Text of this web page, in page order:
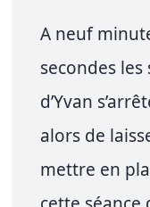
A neuf
secondes
d’Yvan
alors de
mettre en